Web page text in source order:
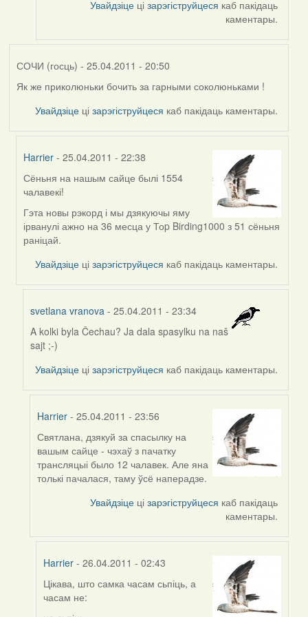
Увайдзіце цізарэгіструйцеся каб пакідаць
каментары.
СОЧИ (госць) - 25.04.2011 - 20:50
Як же приколюньки бочить за гарными соколюньками !
Увайдзіце цізарэгіструйцеся каб пакідаць каментары.
Harrier - 25.04.2011 - 22:38
In
reply
to
by
СОЧИ
Сёньня на нашым сайце былі 1554
чалавекі!
Гэта новы рэкорд і мы дзякуючы яму
ірванулі ажно на 36 месца у Тоp Birding1000 з 51 сёньня
раніцай.
Увайдзіце цізарэгіструйцеся каб пакідаць каментары.
svetlana vranova - 25.04.2011 - 23:34
In
reply
to
Harrier
A kolki byla Čechau? Ja dala spasylku na naš
sajt ;-)
Увайдзіце цізарэгіструйцеся каб пакідаць каментары.
Harrier- 25.04.2011 - 23:56
In
reply
to
by
Святлана, дзякуй за спасылку на
вашым сайце - чэхаў з пачатку
трансляцыі было 12 чалавек. Але яна
толькі пачалася, таму ўсё наперадзе.
Увайдзіце цізарэгіструйцеся каб пакідаць
каментары.
Harrier - 26.04.2011 - 02:43
In
reply
Цікава, што самка часам сьпіць, а
часам не: